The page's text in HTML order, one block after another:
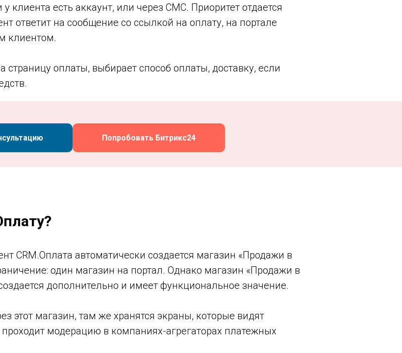
клиента есть аккаунт, или через СМС. Приоритет отдается
ответит на сообщение со ссылкой на оплату, на портале
клиентом.
страницу оплаты, выбирает способ оплаты, доставку, если
Попробовать Битрикс24
CRM.Оплата автоматически создается магазин «Продажи в
один магазин на портал. Однако магазин «Продажи в
дополнительно и имеет функциональное значение.
этот магазин, там же хранятся экраны, которые видят
модерацию в компаниях-агрегаторах платежных